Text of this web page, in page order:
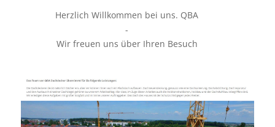
Herzlich Willkommen bei uns. QBA
-
Wir freuen uns über Ihren Besuch